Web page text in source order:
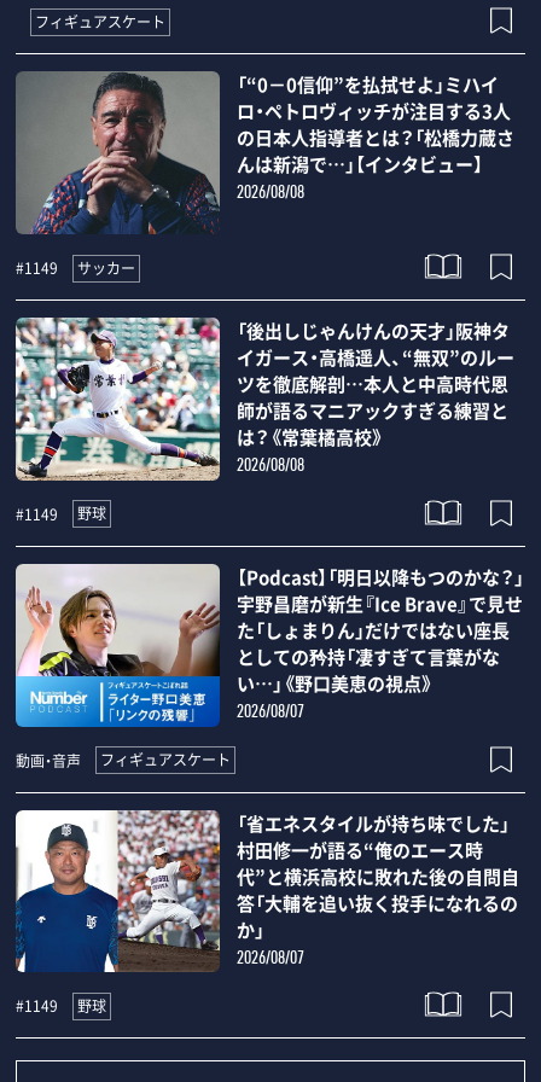
フィギュアスケート
「“0－0信仰”を払拭せよ」ミハイ
ロ・ペトロヴィッチが注目する3人
の日本人指導者とは？「松橋力蔵さ
んは新潟で…」【インタビュー】
2026/08/08
#1149 サッカー
「後出しじゃんけんの天才」阪神タ
イガース・高橋遥人、“無双”のルー
ツを徹底解剖…本人と中高時代恩
師が語るマニアックすぎる練習と
は？《常葉橘高校》
2026/08/08
#1149 野球
【Podcast】「明日以降もつのかな？」
宇野昌磨が新生『Ice Brave』で見せ
た「しょまりん」だけではない座長
としての矜持「凄すぎて言葉がな
い…」《野口美恵の視点》
2026/08/07
動画・音声 フィギュアスケート
「省エネスタイルが持ち味でした」
村田修一が語る“俺のエース時
代”と横浜高校に敗れた後の自問自
答「大輔を追い抜く投手になれるの
か」
2026/08/07
#1149 野球